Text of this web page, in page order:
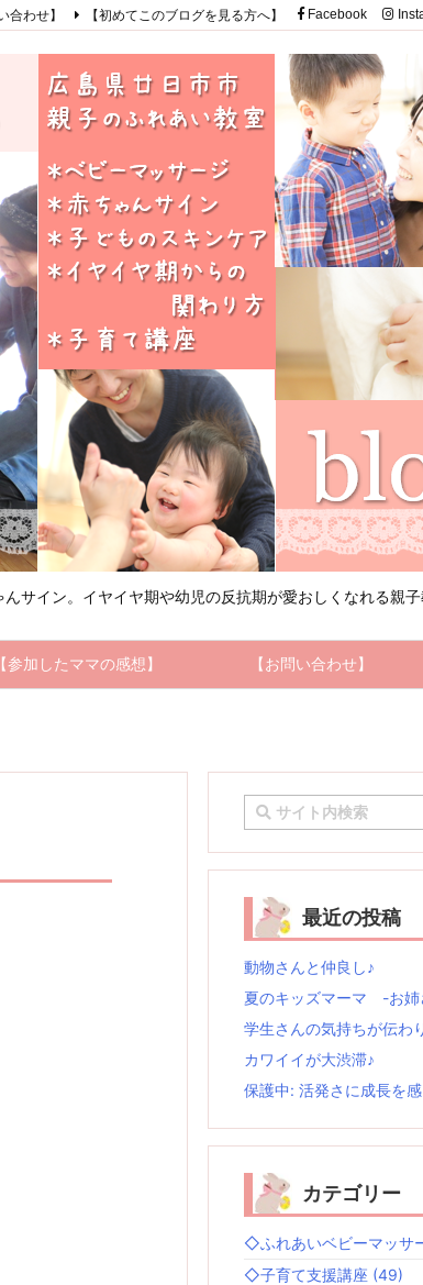
イン。イヤイヤ期や幼児の反抗期が愛おしくなれる親
【参加したママの感想】 【お問い合わせ】
合わせ】 【初めてこのブログを見る方へ】 Facebook
最近の投稿
動物さんと仲良し♪
夏のキッズマーマ -お姉
学生さんの気持ちが伝わ
カワイイが大渋滞♪
保護中: 活発さに成長を
カテゴリー
◇ふれあいベビーマッサ
◇子育て支援講座 (49)